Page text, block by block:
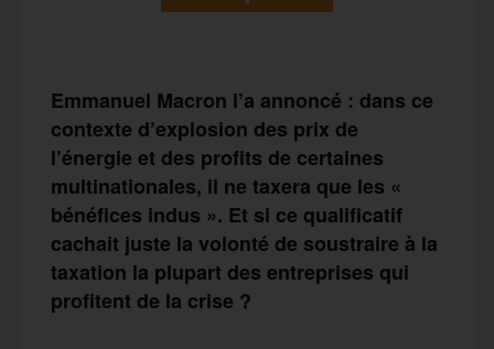
Emmanuel Macron l’a annoncé : dans ce
contexte d’explosion des prix de
l’énergie et des profits de certaines
multinationales, il ne taxera que les «
bénéfices indus ». Et si ce qualificatif
cachait juste la volonté de soustraire à la
taxation la plupart des entreprises qui
profitent de la crise ?